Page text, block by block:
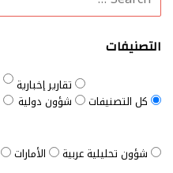
التصنيفات
كل التصنيفات
تقارير إخبارية
شؤون دولية
شؤون تحليلية عربية الأمارات